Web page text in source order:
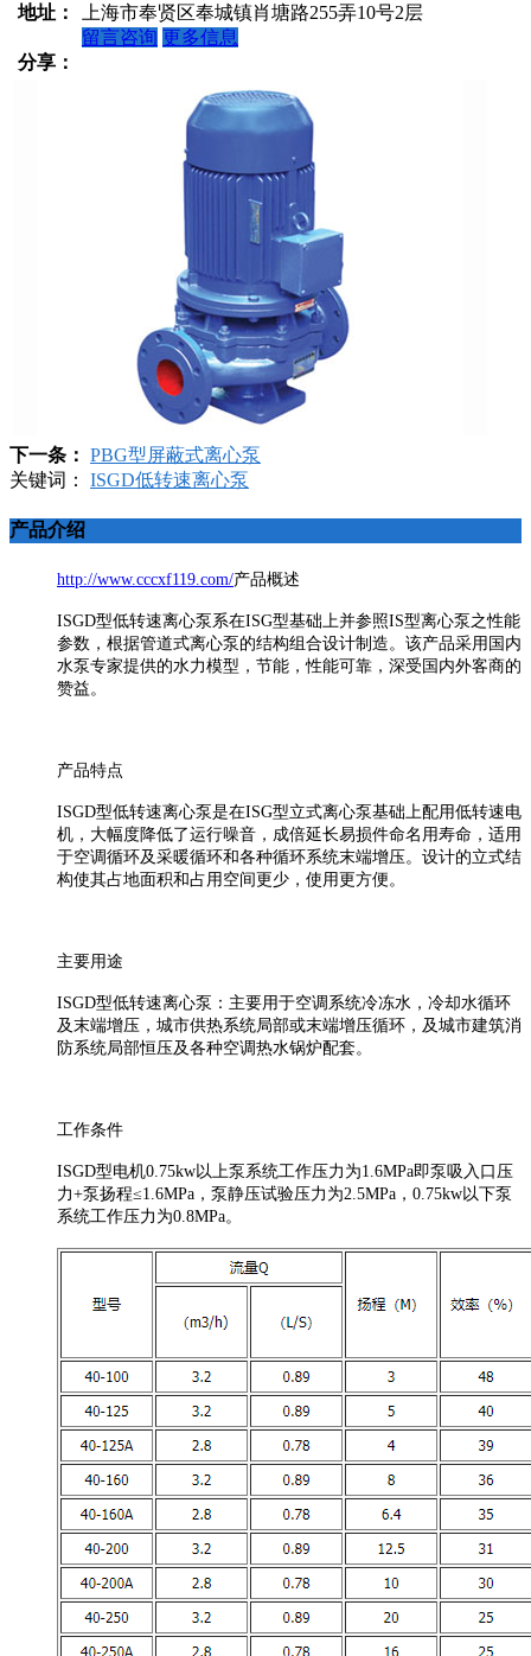
地址：
上海市奉贤区奉城镇肖塘路255弄10号2层
留言咨询 更多信息
分享：
下一条： PBG型屏蔽式离心泵
关键词： ISGD低转速离心泵
产品介绍
http://www.cccxf119.com/产品概述
ISGD型低转速离心泵系在ISG型基础上并参照IS型离心泵之性能
参数，根据管道式离心泵的结构组合设计制造。该产品采用国内
水泵专家提供的水力模型，节能，性能可靠，深受国内外客商的
赞益。
产品特点
ISGD型低转速离心泵是在ISG型立式离心泵基础上配用低转速电
机，大幅度降低了运行噪音，成倍延长易损件命名用寿命，适用
于空调循环及采暖循环和各种循环系统末端增压。设计的立式结
构使其占地面积和占用空间更少，使用更方便。
主要用途
ISGD型低转速离心泵：主要用于空调系统冷冻水，冷却水循环
及末端增压，城市供热系统局部或末端增压循环，及城市建筑消
防系统局部恒压及各种空调热水锅炉配套。
工作条件
ISGD型电机0.75kw以上泵系统工作压力为1.6MPa即泵吸入口压
力+泵扬程≤1.6MPa，泵静压试验压力为2.5MPa，0.75kw以下泵
系统工作压力为0.8MPa。